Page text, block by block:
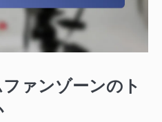
ァンゾーンのト